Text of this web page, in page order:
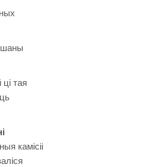
тая
камісіі